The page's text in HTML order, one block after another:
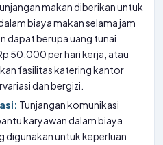
makan diberikan untuk
biaya makan selama jam
dapat berupa uang tunai
50.000 per hari kerja, atau
fasilitas katering kantor
dan bergizi.
Tunjangan komunikasi
karyawan dalam biaya
digunakan untuk keperluan